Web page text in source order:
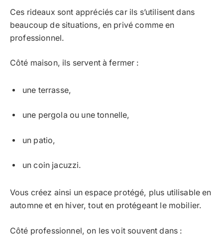
Ces rideaux sont appréciés car ils s’utilisent dans
beaucoup de situations, en privé comme en
professionnel.
Côté maison, ils servent à fermer :
une terrasse,
une pergola ou une tonnelle,
un patio,
un coin jacuzzi.
Vous créez ainsi un espace protégé, plus utilisable en
automne et en hiver, tout en protégeant le mobilier.
Côté professionnel, on les voit souvent dans :